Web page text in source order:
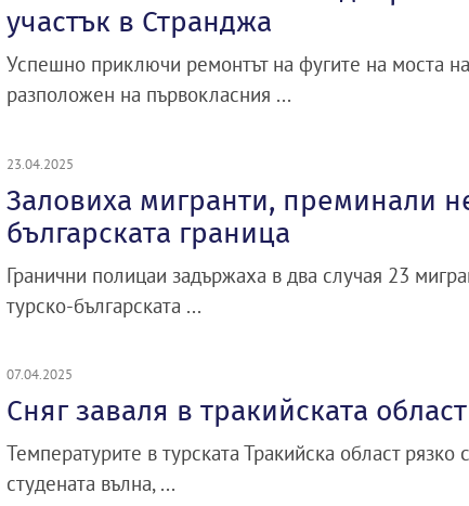
участък в Странджа
Успешно приключи ремонтът на фугите на моста
разположен на първокласния ...
23.04.2025
Заловиха мигранти, преминали
българската граница
Гранични полицаи задържаха в два случая 23
турско-българската ...
07.04.2025
Сняг заваля в тракийската
Температурите в турската Тракийска област рязко
студената вълна, ...